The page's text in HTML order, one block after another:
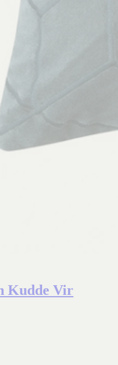
Kudde Vir